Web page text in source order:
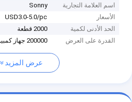
اسم العلامة التجارية
Sonny
الأسعار
USD3.0-5.0/pc
الحد الأدنى لكمية
2000 قطعة
القدرة على العرض
200000 جهاز كمبيوتر شخصى / الشهر
عرض المزيد